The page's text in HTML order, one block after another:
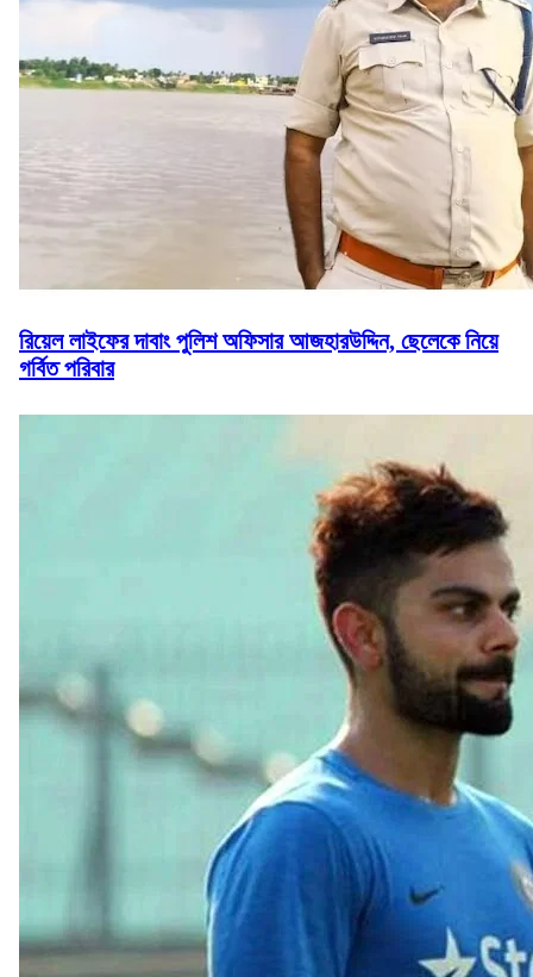
রিয়েল লাইফের দাবাং পুলিশ অফিসার আজহারউদ্দিন, ছেলেকে নিয়ে
গর্বিত পরিবার